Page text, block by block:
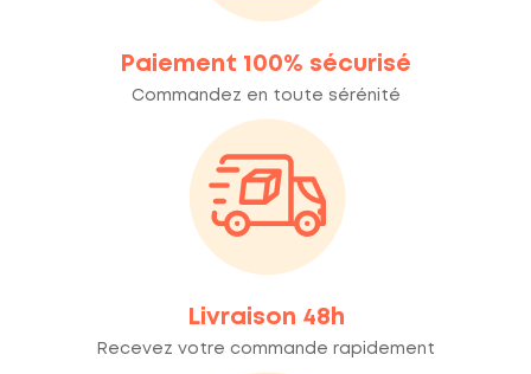
Paiement 100% sécurisé
Commandez en toute sérénité
Livraison 48h
Recevez votre commande rapidement